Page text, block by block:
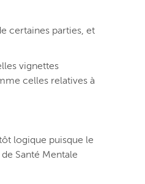
certaines parties, et
vignettes
celles relatives à
logique puisque le
Santé Mentale